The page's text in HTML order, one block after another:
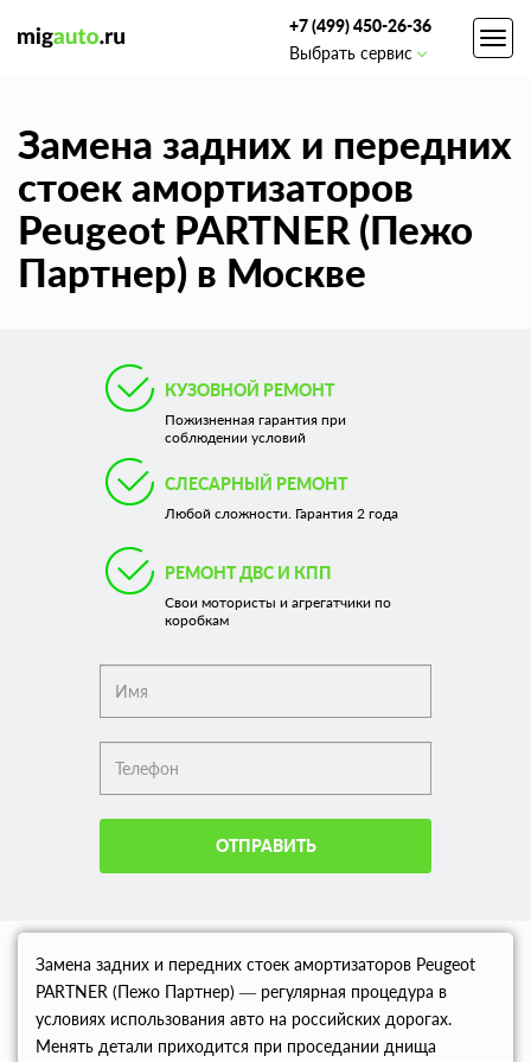
+7 (499) 450-26-36
Выбрать сервис
Замена задних и передних
стоек амортизаторов
Peugeot PARTNER (Пежо
Партнер) в Москве
КУЗОВНОЙ РЕМОНТ
Пожизненная гарантия при
соблюдении условий
СЛЕСАРНЫЙ РЕМОНТ
Любой сложности. Гарантия 2 года
РЕМОНТ ДВС И КПП
Свои мотористы и агрегатчики по
коробкам
ОТПРАВИТЬ
Замена задних и передних стоек амортизаторов Peugeot
PARTNER (Пежо Партнер) — регулярная процедура в
условиях использования авто на российских дорогах.
Менять детали приходится при проседании днища